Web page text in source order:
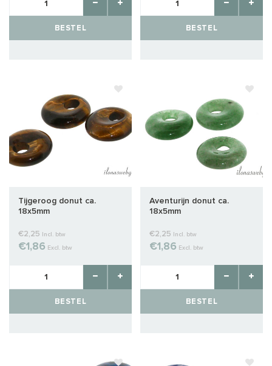
BESTEL BESTEL
Tijgeroog donut ca.
18x5mm
€2,25 Incl. btw
€1,86 Excl. btw
BESTEL
Aventurijn donut ca.
18x5mm
€2,25 Incl. btw
€1,86 Excl. btw
BESTEL